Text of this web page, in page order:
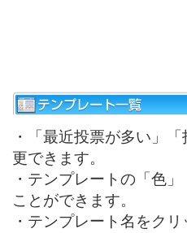
・「最近投票が多い」
更できます。
・テンプレートの「色
ことができます。
・テンプレート名をク